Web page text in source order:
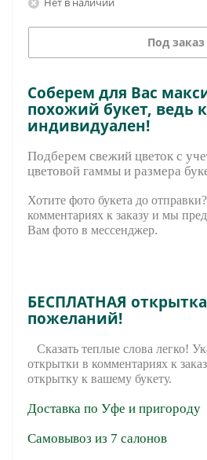
Под заказ
Соберем для Вас
похожий букет, ведь
индивидуален!
Подберем свежий цветок с
цветовой гаммы и размера
Хотите фото букета до
комментариях к заказу и мы
Вам фото в мессенджер.
БЕСПЛАТНАЯ
пожеланий!
Сказать теплые слова легко!
открытки в комментариях к
открытку к вашему букету.
Доставка по Уфе и пригороду
Самовывоз из 7 салонов